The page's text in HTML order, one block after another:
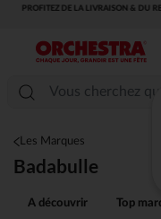
VOUS ALLEZ ADORER
Les Marques
Badabulle
A découvrir Top